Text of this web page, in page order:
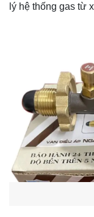
lý hệ thống gas từ